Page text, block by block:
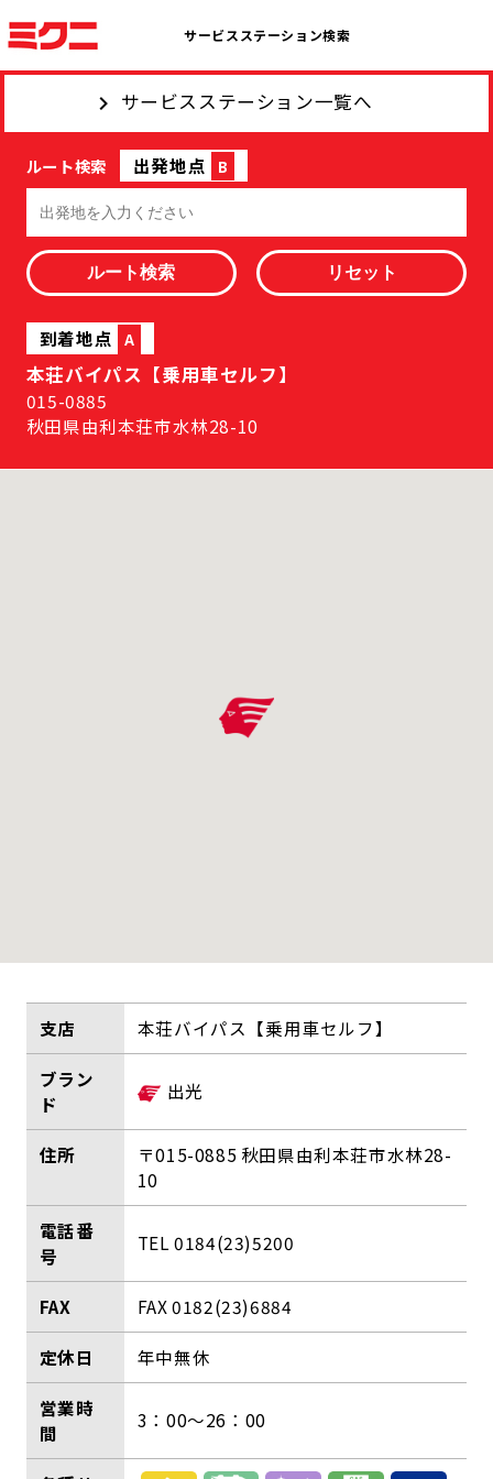
サービスステーション検索
支店 本荘バイパス【乗用車セルフ】
ブラン
ド
住所
〒015-0885 秋田県由利本荘市水林28-
10
電話番
号
TEL 0184(23)5200
FAX FAX 0182(23)6884
定休日 年中無休
営業時
間
3：00～26：00
サービスステーション一覧へ
ルート検索 出発地点 B
到着地点 A
本荘バイパス【乗用車セルフ】
015-0885
秋田県由利本荘市水林28-10